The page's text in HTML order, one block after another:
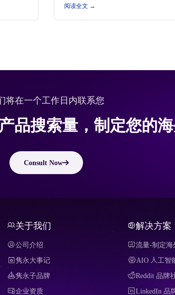
阅读全文 →
将在一个工作日内联系您
品搜索量，制定您的
Consult Now
关于我们
公司介绍
隽永大事记
隽永子品牌
企业资质
解决方案
流量-制定海
AIO 人工智
Reddit 品牌
LinkedIn 品